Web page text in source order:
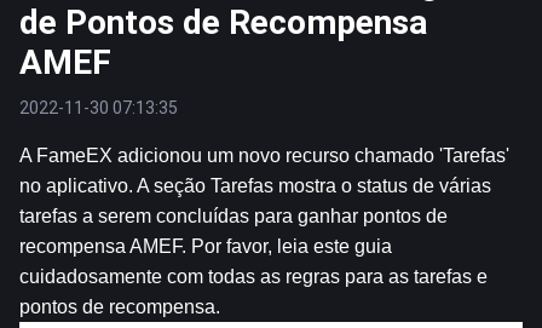
de Pontos de Recompensa
AMEF
2022-11-30 07:13:35
A FameEX adicionou um novo recurso chamado 'Tarefas'
no aplicativo. A seção Tarefas mostra o status de várias
tarefas a serem concluídas para ganhar pontos de
recompensa AMEF. Por favor, leia este guia
cuidadosamente com todas as regras para as tarefas e
pontos de recompensa.